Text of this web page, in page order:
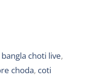
bangla choti live,
choda, coti